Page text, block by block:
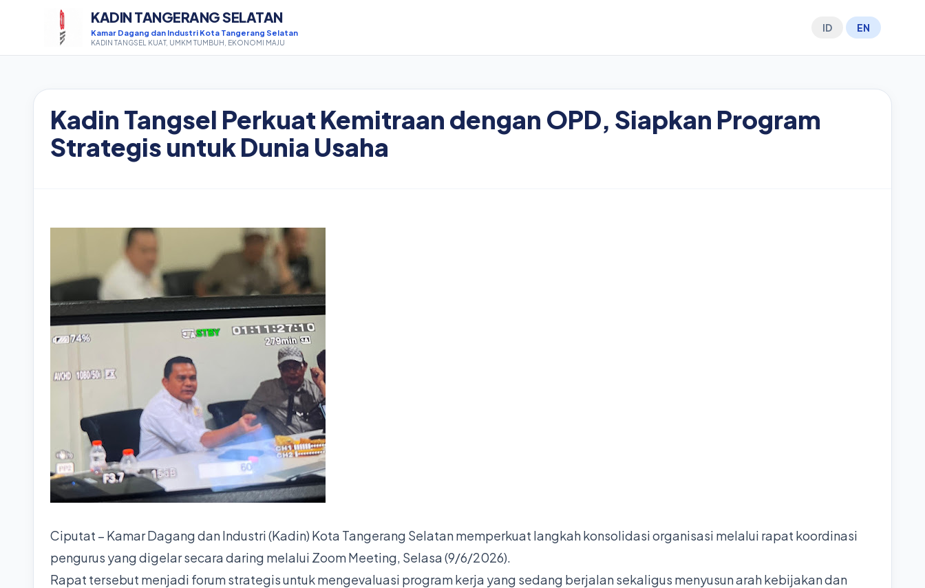
KADIN TANGERANG SELATAN
Kamar Dagang dan Industri Kota Tangerang Selatan
KADIN TANGSEL KUAT, UMKM TUMBUH, EKONOMI MAJU
ID EN
Kadin Tangsel Perkuat Kemitraan dengan OPD, Siapkan Program
Strategis untuk Dunia Usaha
Ciputat – Kamar Dagang dan Industri (Kadin) Kota Tangerang Selatan memperkuat langkah konsolidasi organisasi melalui rapat koordinasi
pengurus yang digelar secara daring melalui Zoom Meeting, Selasa (9/6/2026).
Rapat tersebut menjadi forum strategis untuk mengevaluasi program kerja yang sedang berjalan sekaligus menyusun arah kebijakan dan